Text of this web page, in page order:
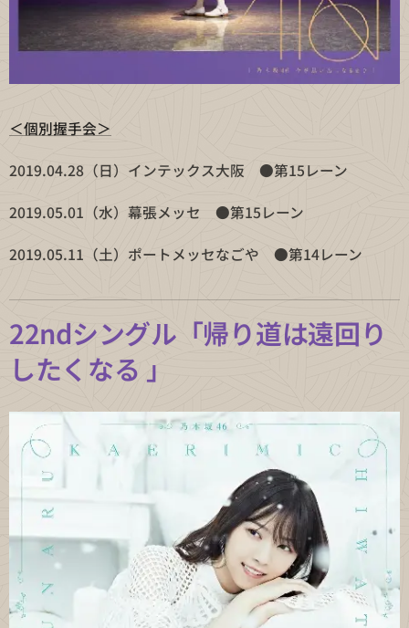
＜個別握手会＞
2019.04.28（日）インテックス大阪 ●第15レーン
2019.05.01（水）幕張メッセ ●第15レーン
2019.05.11（土）ポートメッセなごや ●第14レーン
22ndシングル「帰り道は遠回り
したくなる 」